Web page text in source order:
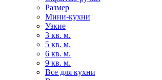
Размер
Мини-кухни
Узкие
3 кв. м.
5 кв. м.
6 кв. м.
9 кв. м.
Все для кухни